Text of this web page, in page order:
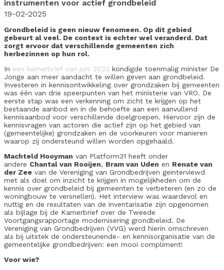
instrumenten voor actief grondbeleid
19-02-2025
Grondbeleid is geen nieuw fenomeen. Op dit gebied
gebeurt al veel. De context is echter wel veranderd. Dat
zorgt ervoor dat verschillende gemeenten zich
herbezinnen op hun rol.
In een kamerbrief van juni 2023 kondigde toenmalig minister De
Jonge aan meer aandacht te willen geven aan grondbeleid.
Investeren in kennisontwikkeling over grondzaken bij gemeenten
was één van drie speerpunten van het ministerie van VRO. De
eerste stap was een verkenning om zicht te krijgen op het
bestaande aanbod en in de behoefte aan een aanvullend
kennisaanbod voor verschillende doelgroepen. Hiervoor zijn de
kennisvragen van actoren die actief zijn op het gebied van
(gemeentelijke) grondzaken en de voorkeuren voor manieren
waarop zij ondersteund willen worden opgehaald.
Machteld Hooyman van Platform31 heeft onder
andere Chantal van Rooijen, Bram van Uden en Renate van
der Zee van de Vereniging van Grondbedrijven geïnterviewd
met als doel om inzicht te krijgen in mogelijkheden om de
kennis over grondbeleid bij gemeenten te verbeteren (en zo de
woningbouw te versnellen). Het interview was waardevol en
nuttig en de resultaten van de inventarisatie zijn opgenomen
als bijlage bij de Kamerbrief over de Tweede
Voortgangsrapportage modernisering grondbeleid. De
Vereniging van Grondbedrijven (VVG) werd hierin omschreven
als bij uitstek de ondersteunende- en kennisorganisatie van de
gemeentelijke grondbedrijven: een mooi compliment!
Voor wie?